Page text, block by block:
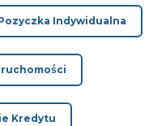
Indywidualna
Kredytu